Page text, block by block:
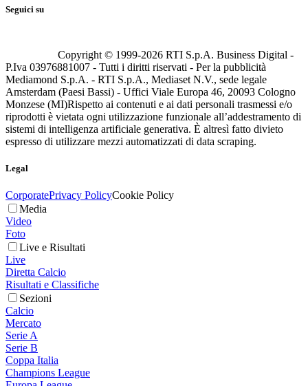
Seguici su
Copyright © 1999-2026 RTI S.p.A. Business Digital -
P.Iva 03976881007 - Tutti i diritti riservati - Per la pubblicità
Mediamond S.p.A. - RTI S.p.A., Mediaset N.V., sede legale
Amsterdam (Paesi Bassi) - Uffici Viale Europa 46, 20093 Cologno
Monzese (MI)Rispetto ai contenuti e ai dati personali trasmessi e/o
riprodotti è vietata ogni utilizzazione funzionale all’addestramento di
sistemi di intelligenza artificiale generativa. È altresì fatto divieto
espresso di utilizzare mezzi automatizzati di data scraping.
Legal
CorporatePrivacy PolicyCookie Policy
Media
Video
Foto
Live e Risultati
Live
Diretta Calcio
Risultati e Classifiche
Sezioni
Calcio
Mercato
Serie A
Serie B
Coppa Italia
Champions League